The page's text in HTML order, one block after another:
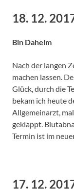
18. 12.
Bin Daheim
Nach der langen
machen lassen.
Glück, durch die
bekam ich heute
Allgemeinarzt,
geklappt.
Termin ist im
17. 12.